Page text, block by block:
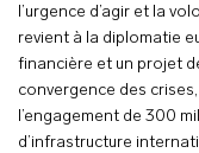
l’urgence d’agir et la
revient à la diplomatie
financière et un projet
convergence des
l’engagement de 300
d’infrastructure